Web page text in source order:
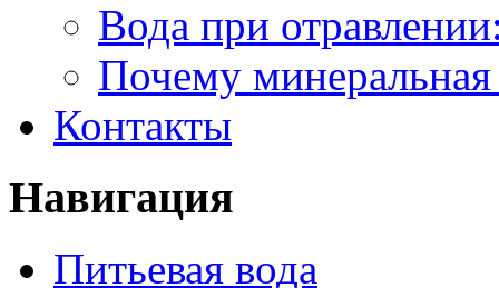
Вода при
Почему
Контакты
Навигация
Питьевая вода